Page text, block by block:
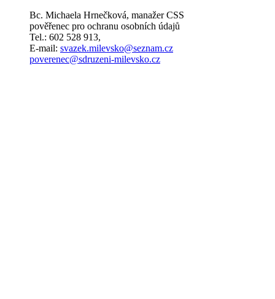
Bc. Michaela Hrnečková, manažer CSS
pověřenec pro ochranu osobních údajů
Tel.: 602 528 913,
E-mail: svazek.milevsko@seznam.cz
poverenec@sdruzeni-milevsko.cz